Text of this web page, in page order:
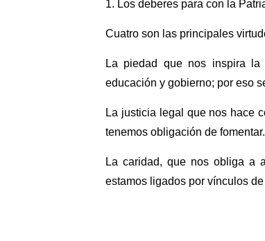
1. Los deberes para con la
Cuatro son las principales
La piedad que nos inspira la
educación y gobierno; por eso
La justicia legal que nos hace
tenemos obligación de fomentar.
La caridad, que nos obliga a
estamos ligados por vínculos